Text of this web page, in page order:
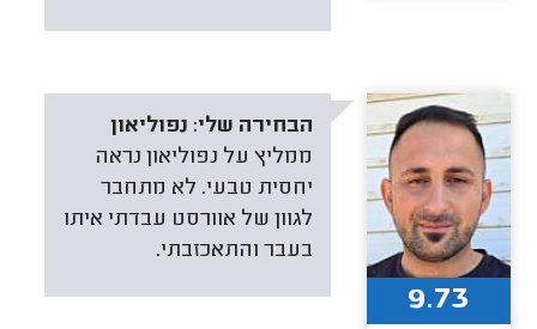
הבחירה שלי: נפוליאון
ממליץ על נפוליאון נראה
יחסית טבעי. לא מתחבר
לגוון של אוורסט עבדתי איתו
בעבר והתאכזבתי.
9.73